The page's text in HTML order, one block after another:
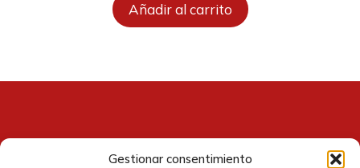
Gestionar consentimiento
era:
es:
Añadir al carrito